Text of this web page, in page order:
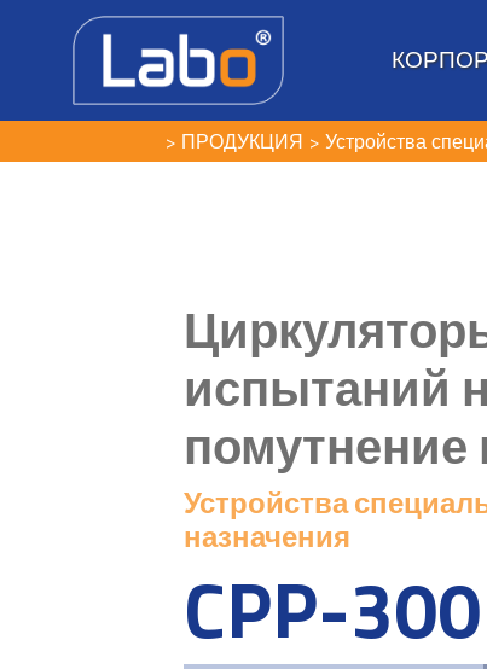
ПРОДУКЦИЯ Устройства
испытаний
помутнение
Устройства
назначения
CPP-300